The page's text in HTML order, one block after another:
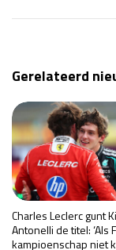
Gerelateerd
Charles Leclerc gunt
Antonelli de titel: ‘Als
kampioenschap niet